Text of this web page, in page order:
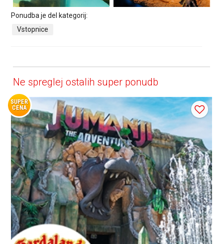
Ponudba je del kategorij:
Vstopnice
Ne spreglej ostalih super ponudb
SUPER
CENA